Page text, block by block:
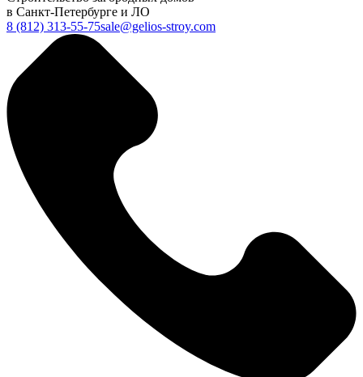
в Санкт-Петербурге и ЛО
8 (812) 313-55-75sale@gelios-stroy.com